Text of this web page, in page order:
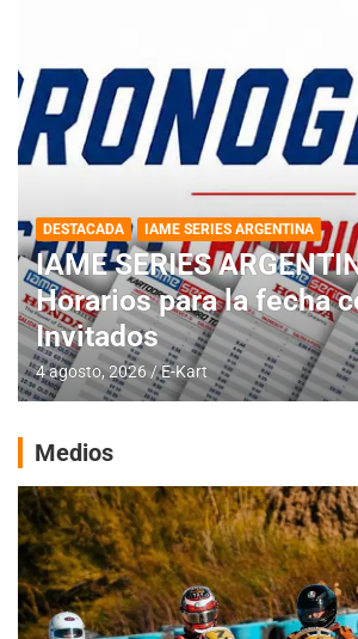
DESTACADA IAME SERIES ARGENTINA
IAME SERIES
Horarios para la fecha
Invitados
4 agosto, 2026 E-Kart
Medios